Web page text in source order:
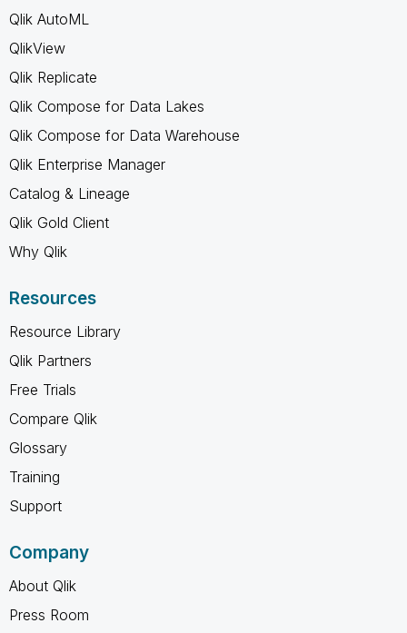
Qlik AutoML
QlikView
Qlik Replicate
Qlik Compose for Data Lakes
Qlik Compose for Data Warehouse
Qlik Enterprise Manager
Catalog & Lineage
Qlik Gold Client
Why Qlik
Resources
Resource Library
Qlik Partners
Free Trials
Compare Qlik
Glossary
Training
Support
Company
About Qlik
Press Room